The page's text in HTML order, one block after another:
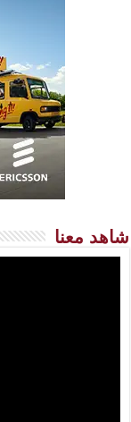
شاهد معنا